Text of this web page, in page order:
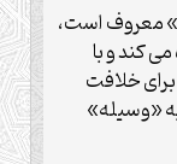
معروف است،
کند و با
خلافت
«وسیله»